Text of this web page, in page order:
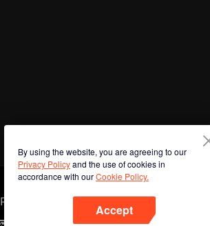
By using the website, you are agreeing to our
Privacy Policyand the use of cookies in
accordance with ourCookie Policy.
Accept
Phone